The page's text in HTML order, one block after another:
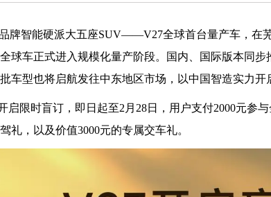
牌智能硬派大五座SUV——V27全球首台量产车，在
球车正式进入规模化量产阶段。国内、国际版本同步
车型也将启航发往中东地区市场，以中国智造实力开
启限时盲订，即日起至2月28日，用户支付2000元参
礼，以及价值3000元的专属交车礼。